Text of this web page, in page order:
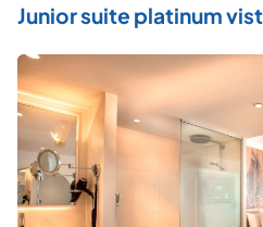
Junior suite platinum